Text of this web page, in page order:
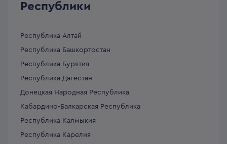
Республики
Республика Алтай
Республика Башкортостан
Республика Бурятия
Республика Дагестан
Донецкая Народная Республика
Кабардино-Балкарская Республика
Республика Калмыкия
Республика Карелия